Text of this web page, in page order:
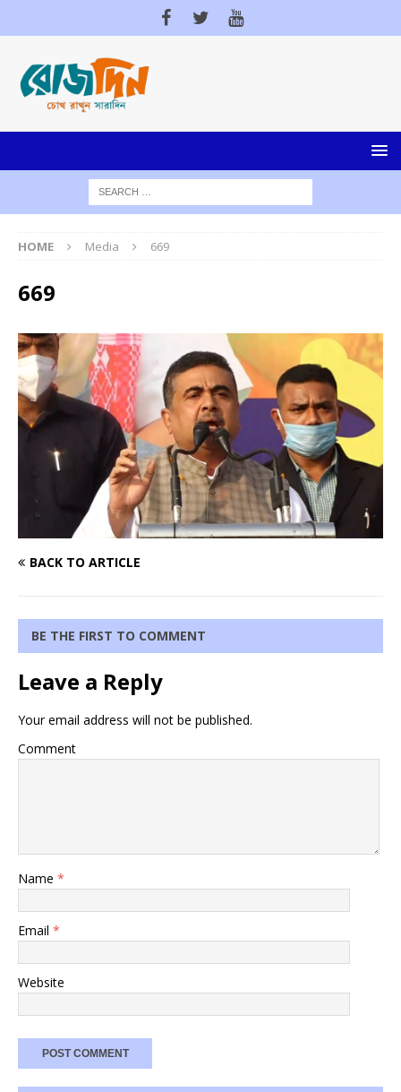
HOME Media 669
669
BACK TO ARTICLE
BE THE FIRST TO COMMENT
Leave a Reply
Your email address will not be published.
Comment
Name *
Email *
Website